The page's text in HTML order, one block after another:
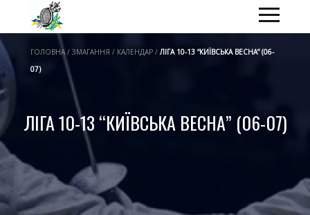
ГОЛОВНА / ЗМАГАННЯ / КАЛЕНДАР /ЛІГА 10-13 “КИЇВСЬКА ВЕСНА” (06-
07)
ЛІГА 10-13 “КИЇВСЬКА ВЕСНА” (06-07)